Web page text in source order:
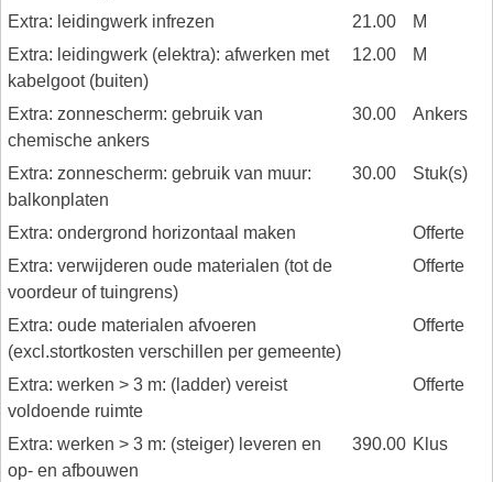
Extra: leidingwerk infrezen 21.00
M
Extra: leidingwerk (elektra): afwerken met
kabelgoot (buiten)
12.00 M
Extra: zonnescherm: gebruik van
chemische ankers
30.00 Ankers
Extra: zonnescherm: gebruik van muur:
balkonplaten
30.00 Stuk(s)
Extra: ondergrond horizontaal maken
Offerte
Extra: verwijderen oude materialen (tot de
voordeur of tuingrens)
Offerte
Extra: oude materialen afvoeren
(excl.stortkosten verschillen per gemeente)
Offerte
Extra: werken > 3 m: (ladder) vereist
voldoende ruimte
Offerte
Extra: werken > 3 m: (steiger) leveren en
op- en afbouwen
390.00 Klus